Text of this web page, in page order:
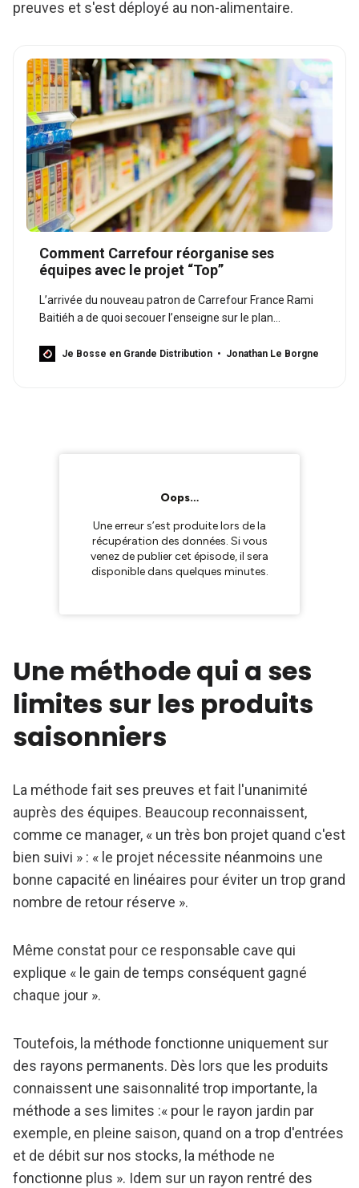
preuves et s'est déployé au non-alimentaire.
Comment Carrefour réorganise ses
équipes avec le projet “Top”
L’arrivée du nouveau patron de Carrefour France Rami
Baitiéh a de quoi secouer l’enseigne sur le plan
une nouvelle organisation au sein de ses rayons.
Je Bosse en Grande Distribution Jonathan Le Borgne
Une méthode qui a ses
limites sur les produits
saisonniers
La méthode fait ses preuves et fait l'unanimité
auprès des équipes. Beaucoup reconnaissent,
comme ce manager, « un très bon projet quand c'est
bien suivi » : « le projet nécessite néanmoins une
bonne capacité en linéaires pour éviter un trop grand
nombre de retour réserve ».
Même constat pour ce responsable cave qui
explique « le gain de temps conséquent gagné
chaque jour ».
Toutefois, la méthode fonctionne uniquement sur
des rayons permanents. Dès lors que les produits
connaissent une saisonnalité trop importante, la
méthode a ses limites :« pour le rayon jardin par
exemple, en pleine saison, quand on a trop d'entrées
et de débit sur nos stocks, la méthode ne
fonctionne plus ». Idem sur un rayon rentré des